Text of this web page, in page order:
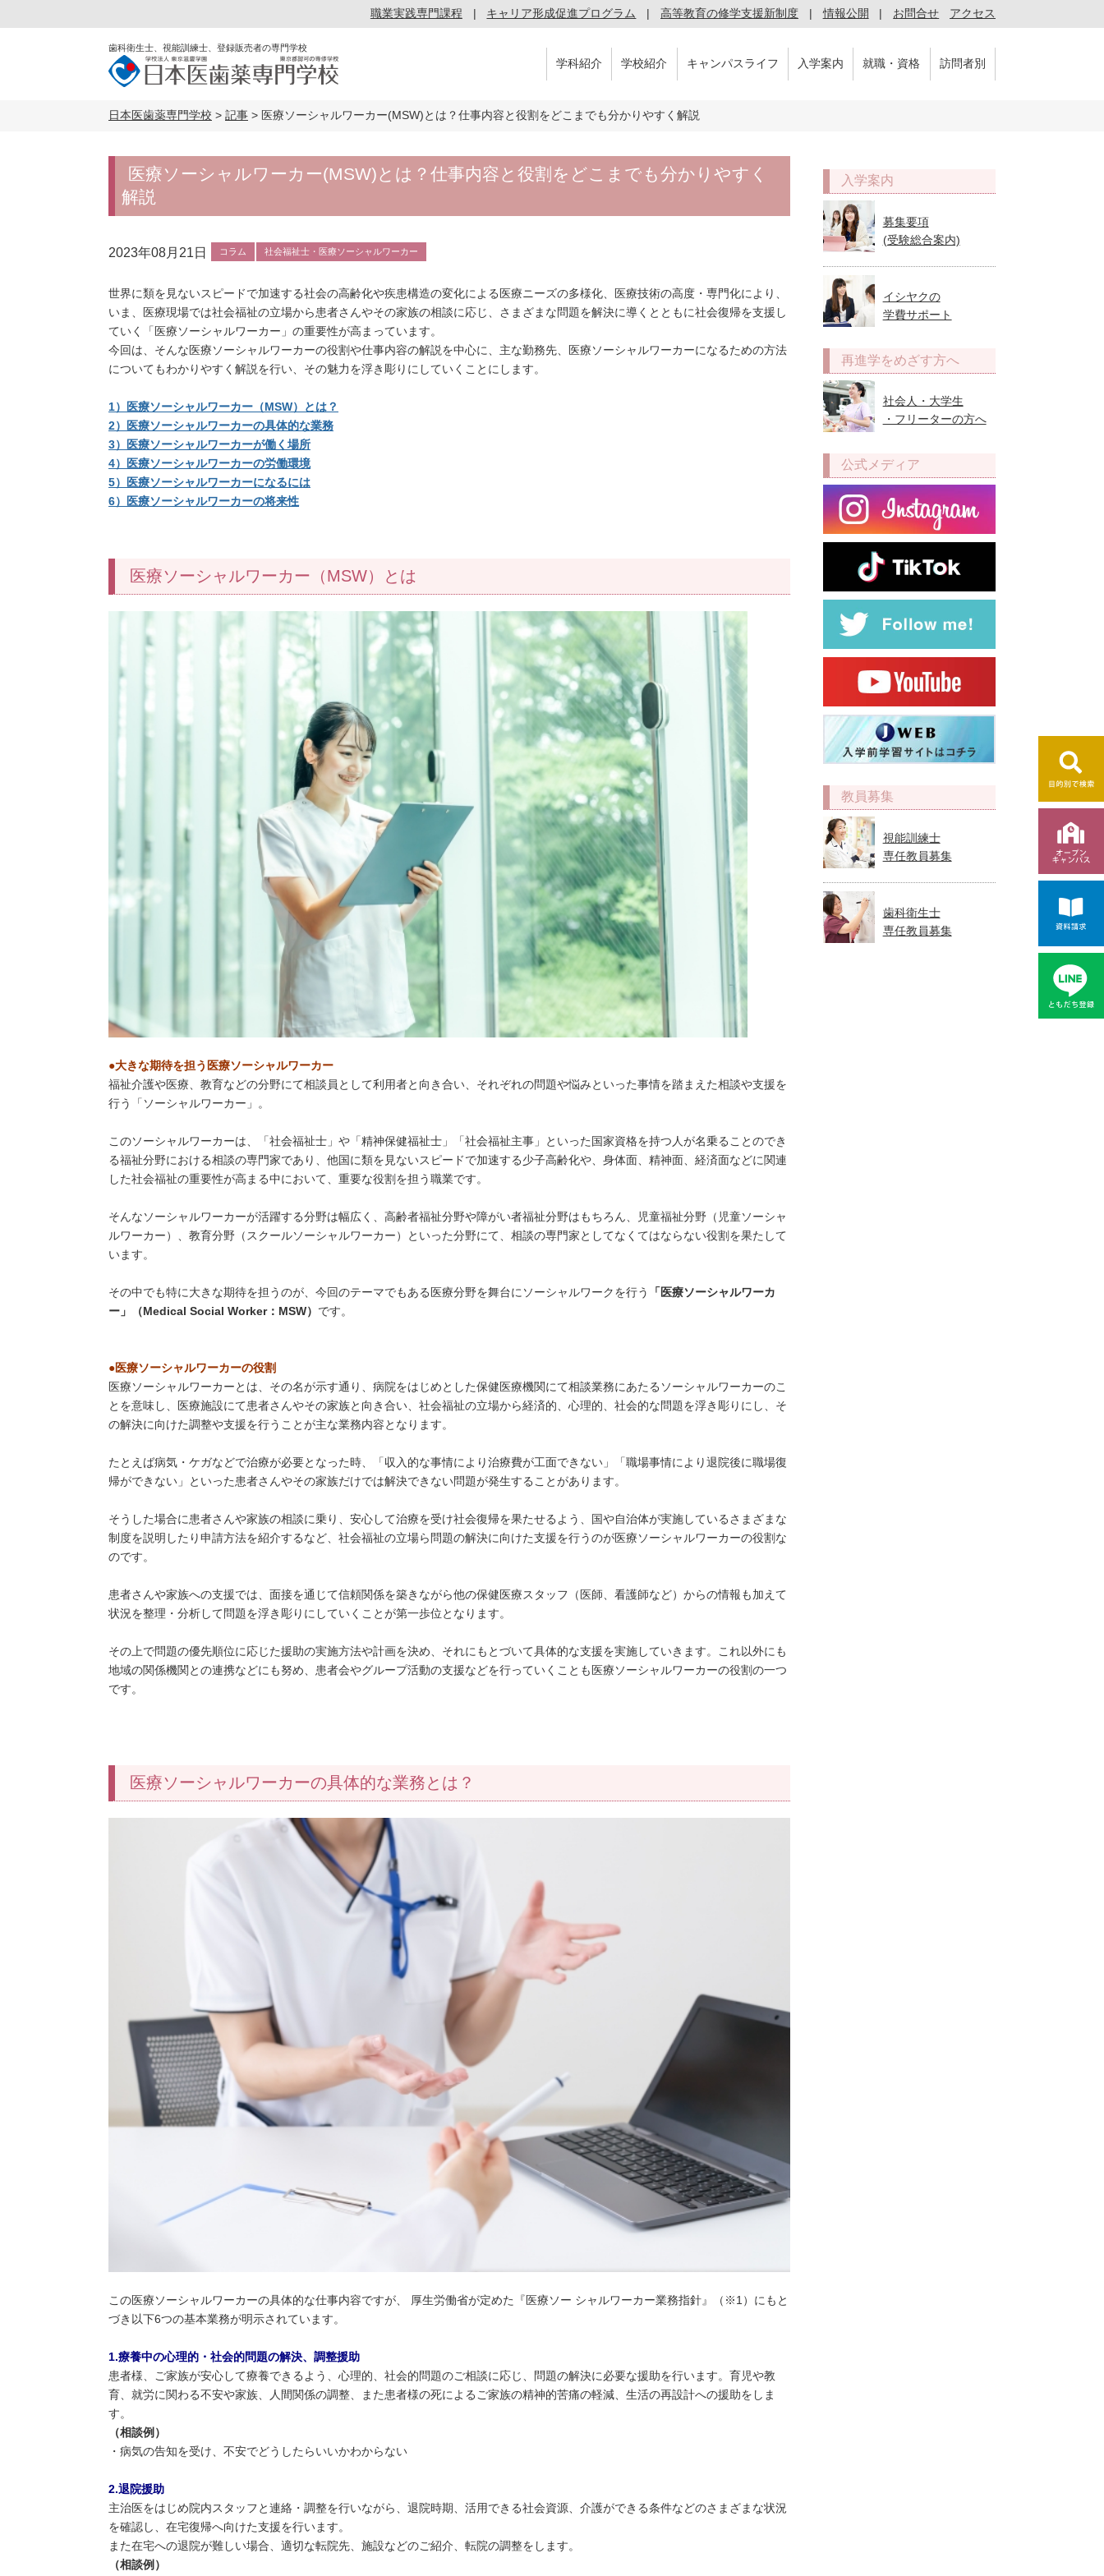
職業実践専門課程 キャリア形成促進プログラム 高等教育の修学支援新制度 情報公開 お問合せ アクセス
歯科衛生士、視能訓練士、登録販売者の専門学校
学科紹介 学校紹介 キャンパスライフ 入学案内 就職・資格 訪問者別
日本医歯薬専門学校 > 記事 > 医療ソーシャルワーカー(MSW)とは？仕事内容と役割をどこまでも分かりやすく解説
医療ソーシャルワーカー(MSW)とは？仕事内容と役割をどこまでも分かりやすく
解説
2023年08月21日 コラム 社会福祉士・医療ソーシャルワーカー
世界に類を見ないスピードで加速する社会の高齢化や疾患構造の変化による医療ニーズの多様化、医療技術の高度・専門化により、
いま、医療現場では社会福祉の立場から患者さんやその家族の相談に応じ、さまざまな問題を解決に導くとともに社会復帰を支援し
ていく「医療ソーシャルワーカー」の重要性が高まっています。
今回は、そんな医療ソーシャルワーカーの役割や仕事内容の解説を中心に、主な勤務先、医療ソーシャルワーカーになるための方法
についてもわかりやすく解説を行い、その魅力を浮き彫りにしていくことにします。
1）医療ソーシャルワーカー（MSW）とは？
2）医療ソーシャルワーカーの具体的な業務
3）医療ソーシャルワーカーが働く場所
4）医療ソーシャルワーカーの労働環境
5）医療ソーシャルワーカーになるには
6）医療ソーシャルワーカーの将来性
医療ソーシャルワーカー（MSW）とは
●大きな期待を担う医療ソーシャルワーカー
福祉介護や医療、教育などの分野にて相談員として利用者と向き合い、それぞれの問題や悩みといった事情を踏まえた相談や支援を
行う「ソーシャルワーカー」。
このソーシャルワーカーは、「社会福祉士」や「精神保健福祉士」「社会福祉主事」といった国家資格を持つ人が名乗ることのでき
る福祉分野における相談の専門家であり、他国に類を見ないスピードで加速する少子高齢化や、身体面、精神面、経済面などに関連
した社会福祉の重要性が高まる中において、重要な役割を担う職業です。
そんなソーシャルワーカーが活躍する分野は幅広く、高齢者福祉分野や障がい者福祉分野はもちろん、児童福祉分野（児童ソーシャ
ルワーカー）、教育分野（スクールソーシャルワーカー）といった分野にて、相談の専門家としてなくてはならない役割を果たして
います。
その中でも特に大きな期待を担うのが、今回のテーマでもある医療分野を舞台にソーシャルワークを行う
「医療ソーシャルワーカ
ー」（Medical Social Worker： MSW） です。
●医療ソーシャルワーカーの役割
医療ソーシャルワーカーとは、その名が示す通り、病院をはじめとした保健医療機関にて相談業務にあたるソーシャルワーカーのこ
とを意味し、医療施設にて患者さんやその家族と向き合い、社会福祉の立場から経済的、心理的、社会的な問題を浮き彫りにし、そ
の解決に向けた調整や支援を行うことが主な業務内容となります。
たとえば病気・ケガなどで治療が必要となった時、「収入的な事情により治療費が工面できない」「職場事情により退院後に職場復
帰ができない」といった患者さんやその家族だけでは解決できない問題が発生することがあります。
そうした場合に患者さんや家族の相談に乗り、安心して治療を受け社会復帰を果たせるよう、国や自治体が実施しているさまざまな
制度を説明したり申請方法を紹介するなど、社会福祉の立場ら問題の解決に向けた支援を行うのが医療ソーシャルワーカーの役割な
のです。
患者さんや家族への支援では、面接を通じて信頼関係を築きながら他の保健医療スタッフ（医師、看護師など）からの情報も加えて
状況を整理・分析して問題を浮き彫りにしていくことが第一歩位となります。
その上で問題の優先順位に応じた援助の実施方法や計画を決め、それにもとづいて具体的な支援を実施していきます。これ以外にも
地域の関係機関との連携などにも努め、患者会やグループ活動の支援などを行っていくことも医療ソーシャルワーカーの役割の一つ
です。
医療ソーシャルワーカーの具体的な業務とは？
この医療ソーシャルワーカーの具体的な仕事内容ですが、 厚生労働省が定めた『医療ソー シャルワーカー業務指針』（※1）にもと
づき以下6つの基本業務が明示されています。
1.療養中の心理的・社会的問題の解決、調整援助
患者様、ご家族が安心して療養できるよう、心理的、社会的問題のご相談に応じ、問題の解決に必要な援助を行います。育児や教
育、就労に関わる不安や家族、人間関係の調整、また患者様の死によるご家族の精神的苦痛の軽減、生活の再設計への援助をしま
す。
（相談例）
・病気の告知を受け、不安でどうしたらいいかわからない
2.退院援助
主治医をはじめ院内スタッフと連絡・調整を行いながら、退院時期、活用できる社会資源、介護ができる条件などのさまざまな状況
を確認し、在宅復帰へ向けた支援を行います。
また在宅への退院が難しい場合、適切な転院先、施設などのご紹介、転院の調整をします。
（相談例）
入学案内
募集要項
(受験総合案内)
イシヤクの
学費サポート
再進学をめざす方へ
社会人・大学生
・フリーターの方へ
公式メディア
教員募集
視能訓練士
専任教員募集
歯科衛生士
専任教員募集